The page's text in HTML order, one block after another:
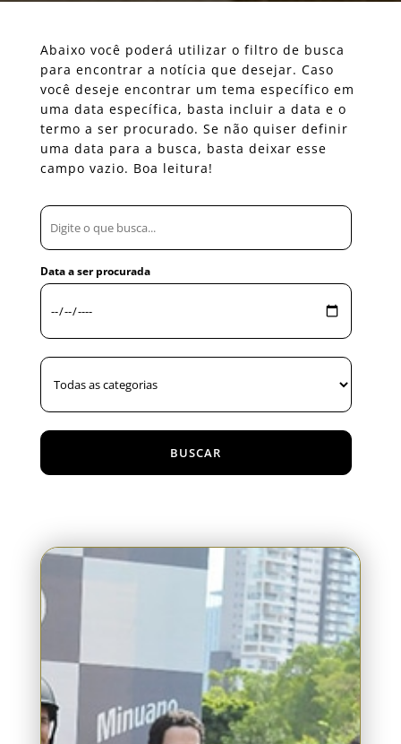
Abaixo você poderá utilizar o filtro de busca
para encontrar a notícia que desejar. Caso
você deseje encontrar um tema específico em
uma data específica, basta incluir a data e o
termo a ser procurado. Se não quiser definir
uma data para a busca, basta deixar esse
campo vazio. Boa leitura!